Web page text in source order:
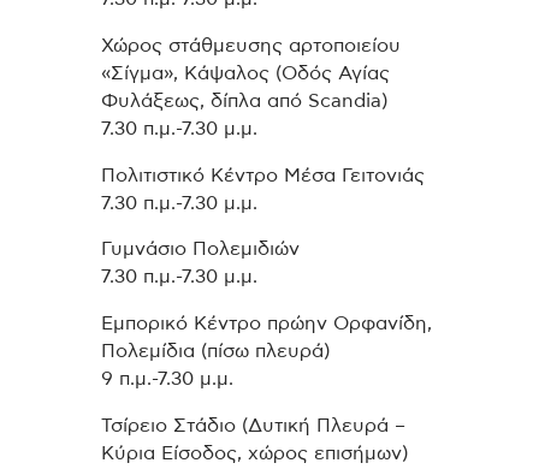
Χώρος στάθμευσης αρτοποιείου
«Σίγμα», Κάψαλος (Οδός Αγίας
Φυλάξεως, δίπλα από Scandia)
7.30 π.μ.-7.30 μ.μ.
Πολιτιστικό Κέντρο Μέσα Γειτονιάς
7.30 π.μ.-7.30 μ.μ.
Γυμνάσιο Πολεμιδιών
7.30 π.μ.-7.30 μ.μ.
Εμπορικό Κέντρο πρώην Ορφανίδη,
Πολεμίδια (πίσω πλευρά)
9 π.μ.-7.30 μ.μ.
Τσίρειο Στάδιο (Δυτική Πλευρά –
Κύρια Είσοδος, χώρος επισήμων)